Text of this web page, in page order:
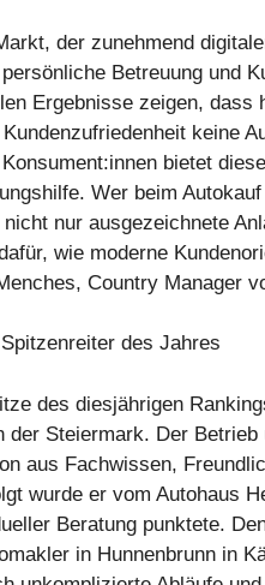
der zunehmend
Betreuung und
Ergebnisse zeigen, dass
keine
bietet
Wer beim
nur ausgezeichnete
wie moderne
Country Manager
des Jahres
des diesjährigen
der Steiermark. Der
aus Fachwissen,
wurde er vom Autohaus
Beratung punktete.
in Hunnenbrunn in